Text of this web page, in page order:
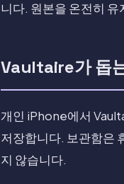
니다. 원본을 온전히
Vaultaire가 돕
개인 iPhone에서
저장합니다. 보관함은
지 않습니다.